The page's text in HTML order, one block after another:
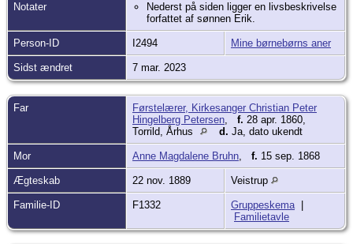
Notater
Nederst på siden ligger en livsbeskrivelse
forfattet af sønnen Erik.
Person-ID I2494 Mine børnebørns aner
Sidst ændret 7 mar. 2023
Far
Førstelærer, Kirkesanger Christian Peter
Hingelberg Petersen, f. 28 apr. 1860,
Torrild, Århus
d. Ja, dato ukendt
Mor Anne Magdalene Bruhn, f. 15 sep. 1868
Ægteskab 22 nov. 1889 Veistrup
Familie-ID F1332 Gruppeskema|
Familietavle